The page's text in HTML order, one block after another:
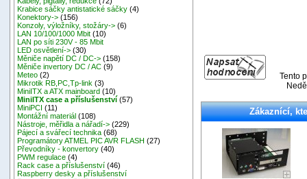
Krabice sáčky antistatické sáčky (4)
Konektory-> (156)
Konzoly, výložníky, stožáry-> (6)
LAN 10/100/1000 Mbit (10)
LAN po síti 230V - 85 Mbit
LED osvětlení-> (30)
Měniče napětí DC / DC-> (158)
Měniče invertory DC / AC (9)
Meteo (2)
Mikrotik RB,PC,Tp-link (3)
MiniITX a ATX mainboard (10)
MiniITX case a příslušenství (57)
MiniPCI (11)
Montážní materiál (108)
Nástroje, měřidla a nářadí-> (229)
Pájecí a svářecí technika (68)
Programátory ATMEL PIC AVR FLASH (27)
Převodníky - konvertory (40)
PWM regulace (4)
Rack case a příslušenství (46)
Raspberry desky a příslušenství
Tento
Zákaznící,